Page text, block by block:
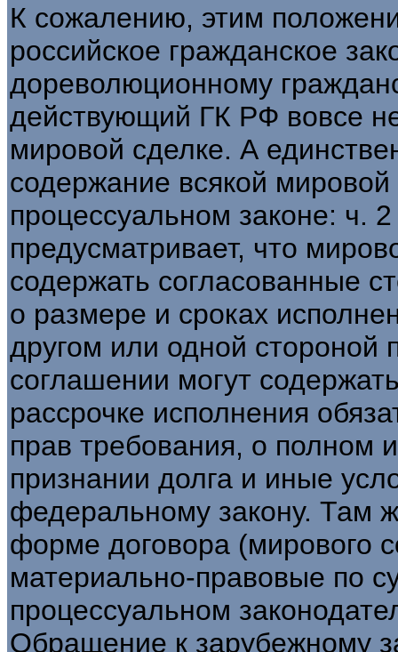
К сожалению, этим
российское гражданское
дореволюционному
действующий ГК РФ вовсе
мировой сделке. А
содержание всякой
процессуальном законе: ч.
предусматривает, что
содержать согласованные
о размере и сроках
другом или одной стороной
соглашении могут
рассрочке исполнения
прав требования, о полном
признании долга и иные
федеральному закону. Там
форме договора (мирового
материально-правовые по
процессуальном
Обращение к зарубежному